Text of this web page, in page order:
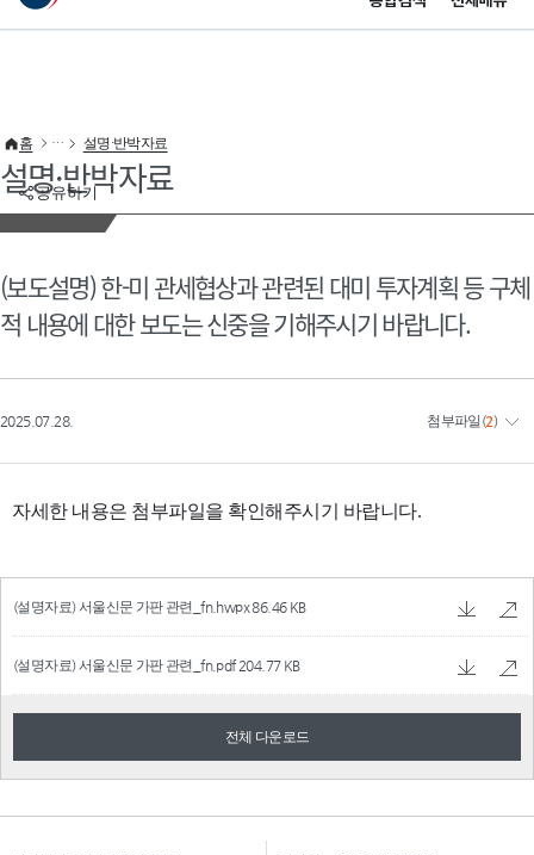
이 누리집은 대한민국 공식 전자정부 누리집입니다.
공유하기
홈 설명·반박자료
설명·반박자료
(보도설명) 한-미 관세협상과 관련된 대미 투자계획 등 구체
적 내용에 대한 보도는 신중을 기해주시기 바랍니다.
2025.07.28. 첨부파일 (2)
(설명자료) 서울신문 가판 관련_fn.hwpx86.46 KB
(설명자료) 서울신문 가판 관련_fn.pdf 204.77 KB
전체 다운로드